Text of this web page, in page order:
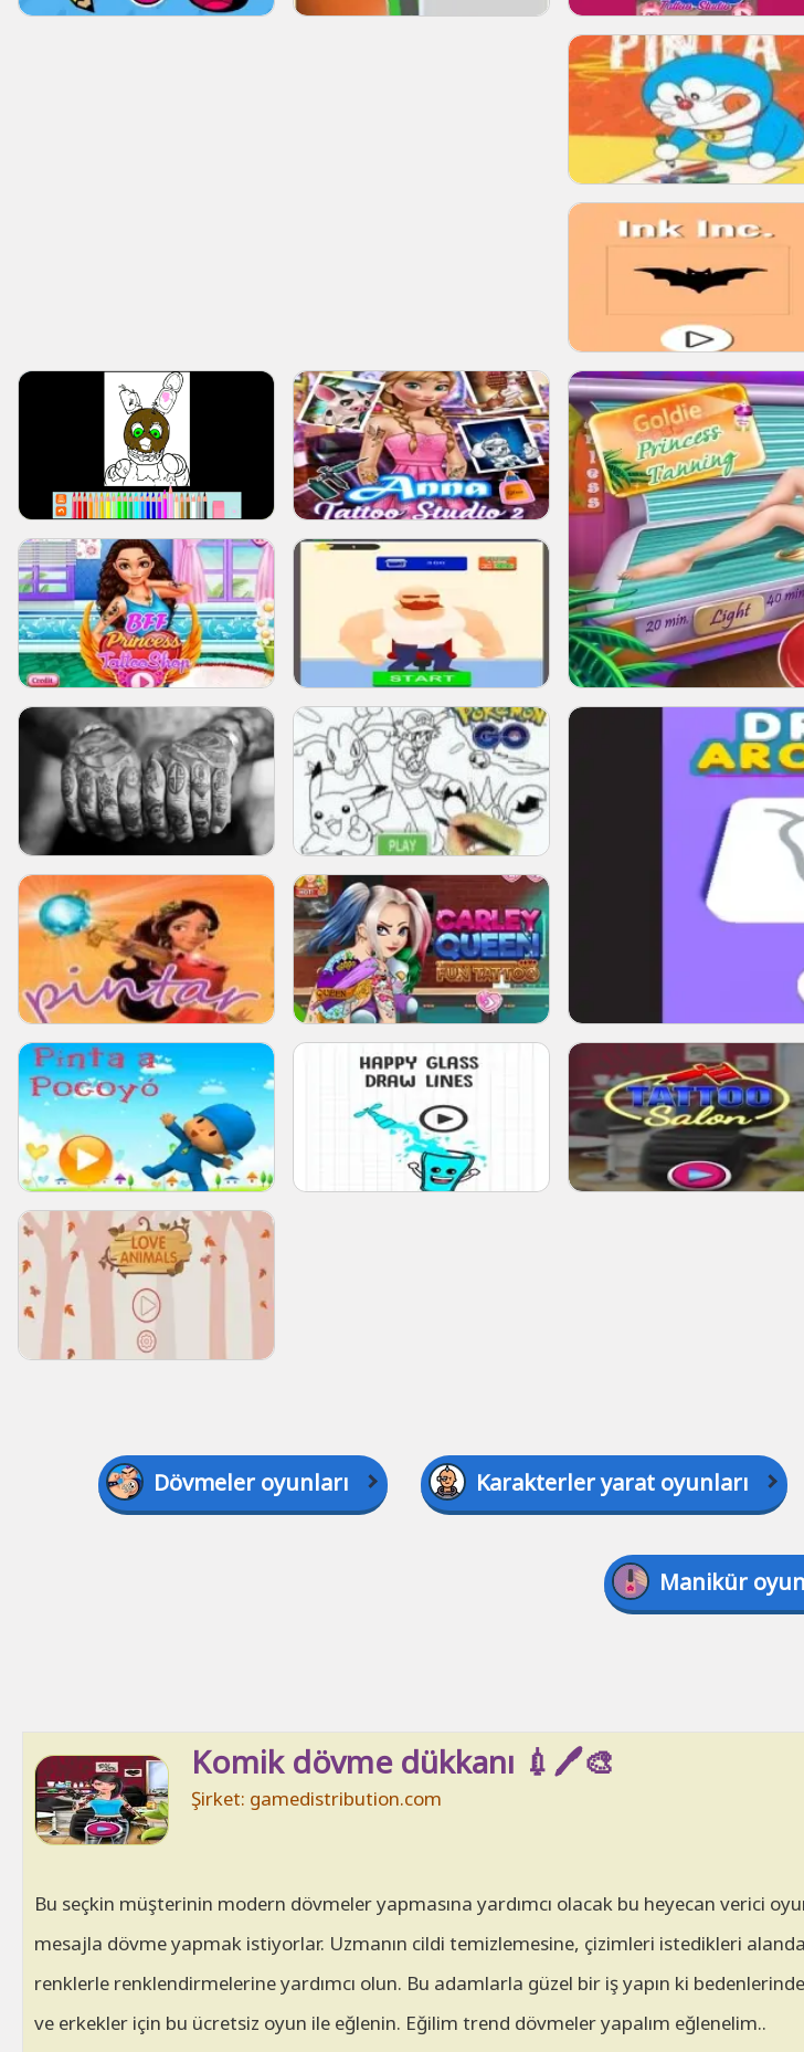
Dövmeler oyunları Karakterler yarat oyunları
Manikür
Komik dövme dükkanı 💉🖊️🎨
Şirket: gamedistribution.com
Bu seçkin müşterinin modern dövmeler yapmasına yardımcı olacak bu heyecan verici
mesajla dövme yapmak istiyorlar. Uzmanın cildi temizlemesine, çizimleri istedikleri
renklerle renklendirmelerine yardımcı olun. Bu adamlarla güzel bir iş yapın ki
ve erkekler için bu ücretsiz oyun ile eğlenin. Eğilim trend dövmeler yapalım eğlenelim..